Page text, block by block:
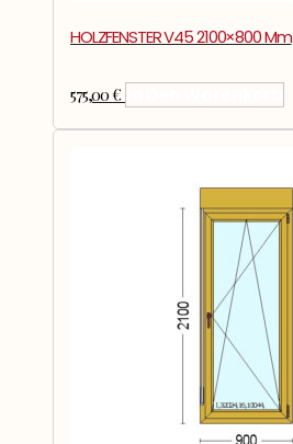
HOLZFENSTER V45 2100×800 Mm
575,00€